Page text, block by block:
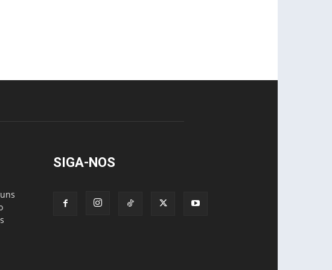
SIGA-NOS